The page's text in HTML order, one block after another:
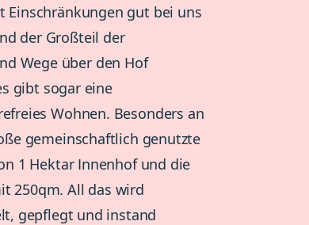
Einschränkungen gut bei uns
der Großteil der
Wege über den Hof
gibt sogar eine
Wohnen. Besonders an
gemeinschaftlich genutzte
1 Hektar Innenhof und die
250qm. All das wird
gepflegt und instand